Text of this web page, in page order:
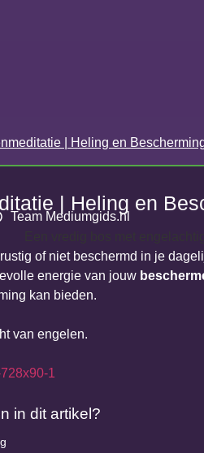
| Heling en
| Heling en
Team Mediumgids.nl
of niet beschermd in je
energie van jouw
kan bieden.
van engelen.
in dit artikel?